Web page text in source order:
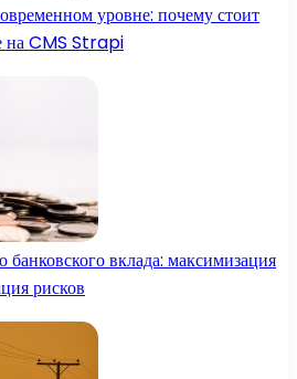
уровне: почему стоит
на CMS Strapi
вклада: максимизация
рисков